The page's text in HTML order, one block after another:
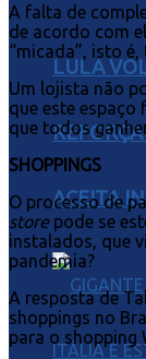
LULA
ACEITA
A falta de
de acordo com
“micada”, isto
Um lojista não
que este espaço
que todos
SHOPPINGS
O processo de
store pode se
instalados, que
pandemia?
A resposta de
shoppings no
para o shopping